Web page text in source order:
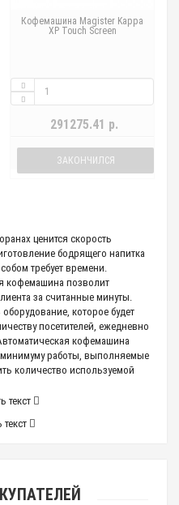
Кофемашина Magister Kappa
XP Touch Screen
291275.41 р.
ЗАКОНЧИЛСЯ
ценится скорость
бодрящего напитка
требует времени.
кофемашина позволит
за считанные минуты.
которое будет
посетителей, ежедневно
кофемашина
минимуму работы, выполняемые
количество используемой
полностью избавит от
текст